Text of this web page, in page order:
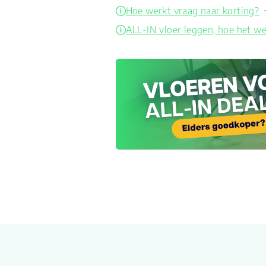
Hoe werkt vraag naar korting?
ALL-IN vloer leggen, hoe het